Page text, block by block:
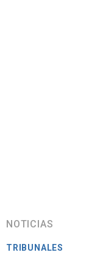
NOTICIAS
TRIBUNALES